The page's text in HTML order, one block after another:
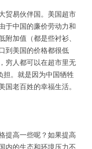
贸易伙伴国。美国超市
于中国的廉价劳动力和
加值（都是些衬衫、
到美国的价格都很低
穷人都可以在超市里无
担。就是因为中国牺牲
老百姓的幸福生活。
提高一些呢？如果提高
内的生态和环境压力不